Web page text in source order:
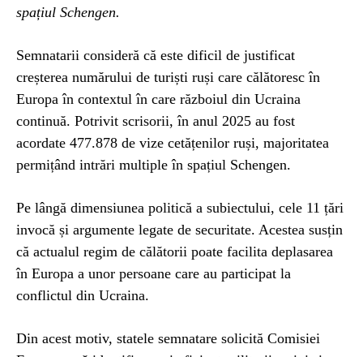
spațiul Schengen.
Semnatarii consideră că este dificil de justificat
creșterea numărului de turiști ruși care călătoresc în
Europa în contextul în care războiul din Ucraina
continuă. Potrivit scrisorii, în anul 2025 au fost
acordate 477.878 de vize cetățenilor ruși, majoritatea
permițând intrări multiple în spațiul Schengen.
Pe lângă dimensiunea politică a subiectului, cele 11 țări
invocă și argumente legate de securitate. Acestea susțin
că actualul regim de călătorii poate facilita deplasarea
în Europa a unor persoane care au participat la
conflictul din Ucraina.
Din acest motiv, statele semnatare solicită Comisiei